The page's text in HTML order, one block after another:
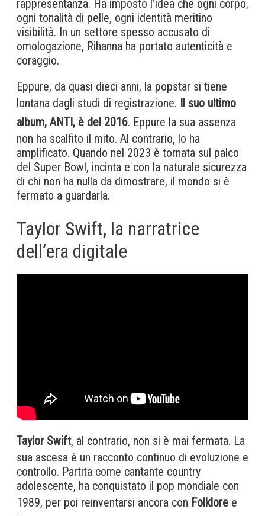
rappresentanza. Ha imposto l’idea che ogni corpo,
ogni tonalità di pelle, ogni identità meritino
visibilità. In un settore spesso accusato di
omologazione, Rihanna ha portato autenticità e
coraggio.
Eppure, da quasi dieci anni, la popstar si tiene
lontana dagli studi di registrazione. Il suo ultimo
album, ANTI, è del 2016. Eppure la sua assenza
non ha scalfito il mito. Al contrario, lo ha
amplificato. Quando nel 2023 è tornata sul palco
del Super Bowl, incinta e con la naturale sicurezza
di chi non ha nulla da dimostrare, il mondo si è
fermato a guardarla.
Taylor Swift, la narratrice
dell’era digitale
Taylor Swift, al contrario, non si è mai fermata. La
sua ascesa è un racconto continuo di evoluzione e
controllo. Partita come cantante country
adolescente, ha conquistato il pop mondiale con
1989, per poi reinventarsi ancora con Folklore e